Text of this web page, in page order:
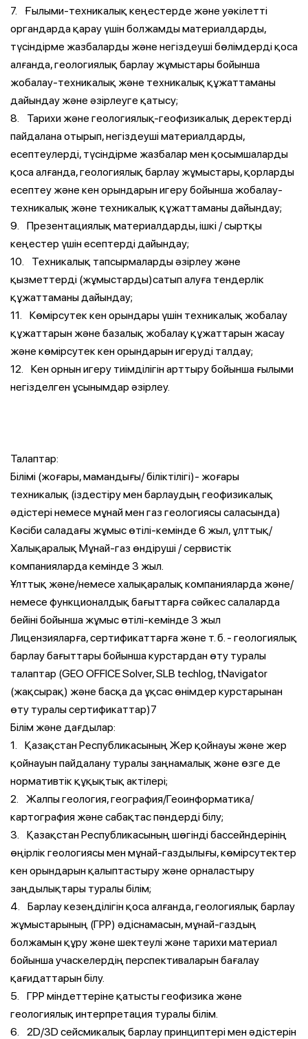
7. Ғылыми-техникалық кеңестерде және уәкілетті
органдарда қарау үшін болжамды материалдарды,
түсіндірме жазбаларды және негіздеуші бөлімдерді қоса
алғанда, геологиялық барлау жұмыстары бойынша
жобалау-техникалық және техникалық құжаттаманы
дайындау және әзірлеуге қатысу;
8. Тарихи және геологиялық-геофизикалық деректерді
пайдалана отырып, негіздеуші материалдарды,
есептеулерді, түсіндірме жазбалар мен қосымшаларды
қоса алғанда, геологиялық барлау жұмыстары, қорларды
есептеу және кен орындарын игеру бойынша жобалау-
техникалық және техникалық құжаттаманы дайындау;
9. Презентациялық материалдарды, ішкі / сыртқы
кеңестер үшін есептерді дайындау;
10. Техникалық тапсырмаларды әзірлеу және
қызметтерді (жұмыстарды)сатып алуға тендерлік
құжаттаманы дайындау;
11. Көмірсутек кен орындары үшін техникалық жобалау
құжаттарын және базалық жобалау құжаттарын жасау
және көмірсутек кен орындарын игеруді талдау;
12. Кен орнын игеру тиімділігін арттыру бойынша ғылыми
негізделген ұсынымдар әзірлеу.
Талаптар:
Білімі (жоғары, мамандығы/ біліктілігі)- жоғары
техникалық (іздестіру мен барлаудың геофизикалық
әдістері немесе мұнай мен газ геологиясы саласында)
Кәсіби саладағы жұмыс өтілі-кемінде 6 жыл, ұлттық/
Халықаралық Мұнай-газ өндіруші / сервистік
компанияларда кемінде 3 жыл.
Ұлттық және/немесе халықаралық компанияларда және/
немесе функционалдық бағыттарға сәйкес салаларда
бейіні бойынша жұмыс өтілі-кемінде 3 жыл
Лицензияларға, сертификаттарға және т. б. - геологиялық
барлау бағыттары бойынша курстардан өту туралы
талаптар (GEO OFFICE Solver, SLB techlog, tNavigator
(жақсырақ) және басқа да ұқсас өнімдер курстарынан
өту туралы сертификаттар)7
Білім және дағдылар:
1. Қазақстан Республикасының Жер қойнауы және жер
қойнауын пайдалану туралы заңнамалық және өзге де
нормативтік құқықтық актілері;
2. Жалпы геология, география/Геоинформатика/
картография және сабақтас пәндерді білу;
3. Қазақстан Республикасының шөгінді бассейндерінің
өңірлік геологиясы мен мұнай-газдылығы, көмірсутектер
кен орындарын қалыптастыру және орналастыру
заңдылықтары туралы білім;
4. Барлау кезеңділігін қоса алғанда, геологиялық барлау
жұмыстарының (ГРР) әдіснамасын, мұнай-газдың
болжамын құру және шектеулі және тарихи материал
бойынша учаскелердің перспективаларын бағалау
қағидаттарын білу.
5. ГРР міндеттеріне қатысты геофизика және
геологиялық интерпретация туралы білім.
6. 2D/3D сейсмикалық барлау принциптері мен әдістерін